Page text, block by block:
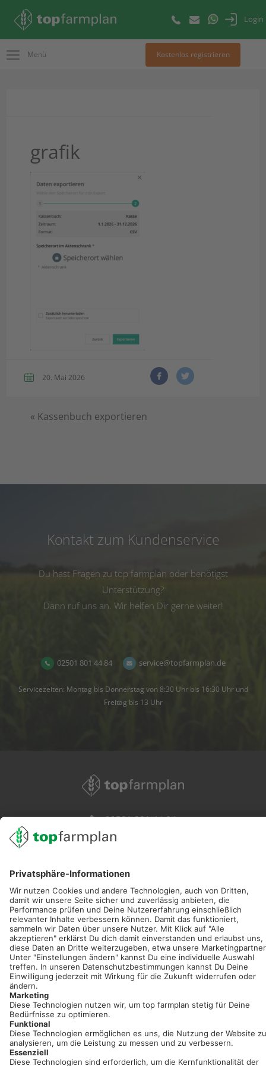
Login
Menü Kostenlos registrieren
grafik
20. Mai 2026
« Kassenbuch exportieren
Kontakt zum Kundenservice
Du hast Fragen zu top farmplan oder benötigst
Unterstützung?
Dann ruf uns an. Wir helfen Dir gerne weiter!
02501 801 44 84 service@topfarmplan.de
Servicezeiten: Montag bis Donnerstag von 8:30 Uhr bis 16:30 Uhr und
Freitag bis 13 Uhr
02501 801 44 84
service@topfarmplan.de
Sei immer auf dem Laufenden!
Neue Features, spannende Tipps und hilfreiche Anleitungen!
Optimiere Dein Agrarbüro -
einfach und bequem!